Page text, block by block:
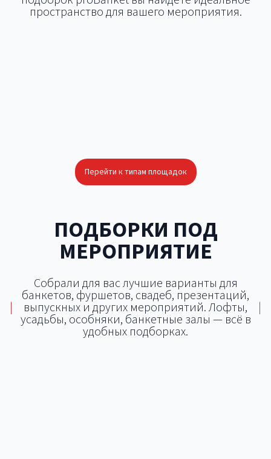
пространство для вашего мероприятия.
Перейти к типам площадок
ПОДБОРКИ ПОД
МЕРОПРИЯТИЕ
|
Собрали для вас лучшие варианты для
банкетов, фуршетов, свадеб, презентаций,
выпускных и других мероприятий. Лофты,
усадьбы, особняки, банкетные залы — всё в
удобных подборках.
|